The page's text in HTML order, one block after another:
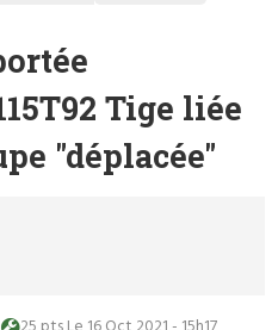
Tige liée
"déplacée"